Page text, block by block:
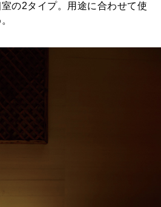
の2タイプ。用途に合わせて使